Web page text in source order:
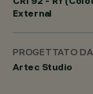
External
PROGETTATO DA
Artec Studio